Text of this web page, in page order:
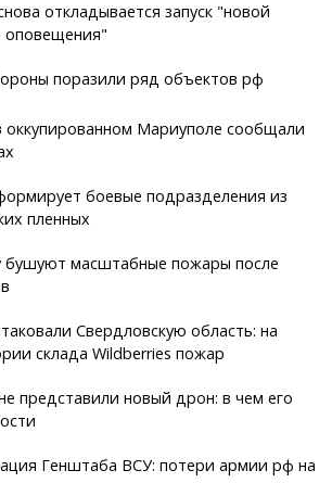
откладывается запуск "новой
оповещения"
поразили ряд объектов рф
Мариуполе сообщали
боевые подразделения из
пленных
бушуют масштабные пожары после
Свердловскую область: на
склада Wildberries пожар
представили новый дрон: в чем его
Генштаба ВСУ: потери армии рф на